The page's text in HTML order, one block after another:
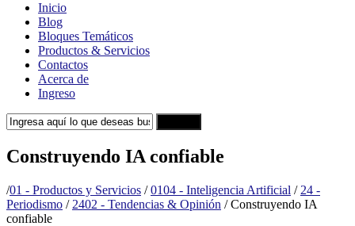
Inicio
Blog
Bloques Temáticos
Productos & Servicios
Contactos
Acerca de
Ingreso
Construyendo IA confiable
/01 - Productos y Servicios / 0104 - Inteligencia Artificial / 24 -
Periodismo / 2402 - Tendencias & Opinión /Construyendo IA
confiable